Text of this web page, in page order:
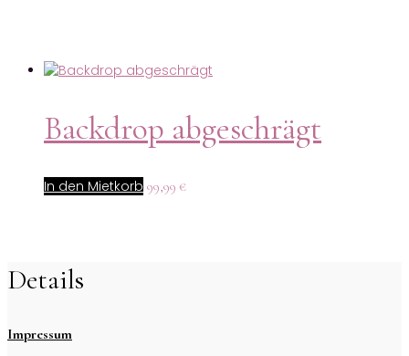
Backdrop abgeschrägt
In den Mietkorb 99,99 €
Details
Impressum